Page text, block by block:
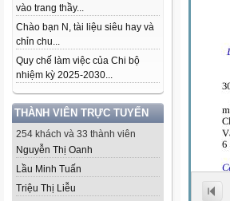
vào trang thầy...
Chào bạn N, tài liệu siêu hay và
chỉn chu...
Quy chế làm việc của Chi bộ
nhiệm kỳ 2025-2030...
THÀNH VIÊN TRỰC TUYẾN
254 khách và 33 thành viên
Nguyễn Thị Oanh
Lầu Minh Tuấn
Triệu Thị Liễu